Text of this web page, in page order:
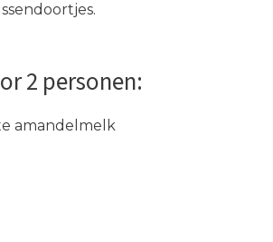
2 personen:
amandelmelk